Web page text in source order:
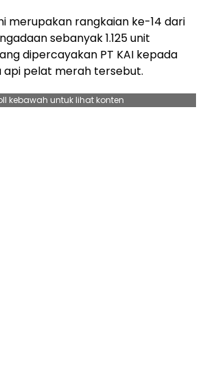
merupakan rangkaian ke-14 dari
sebanyak 1.125 unit
dipercayakan PT KAI kepada
api pelat merah tersebut.
kebawah untuk lihat konten